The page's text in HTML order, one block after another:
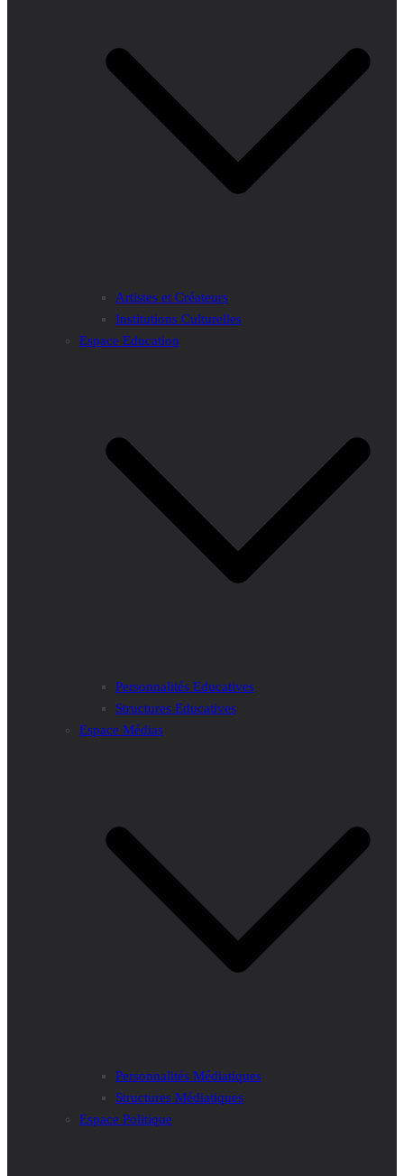
Artistes et Créateurs
Institutions Culturelles
Espace Education
Personnalités Educatives
Structures Educatives
Espace Médias
Personnalités Médiatiques
Structures Médiatiques
Espace Politique